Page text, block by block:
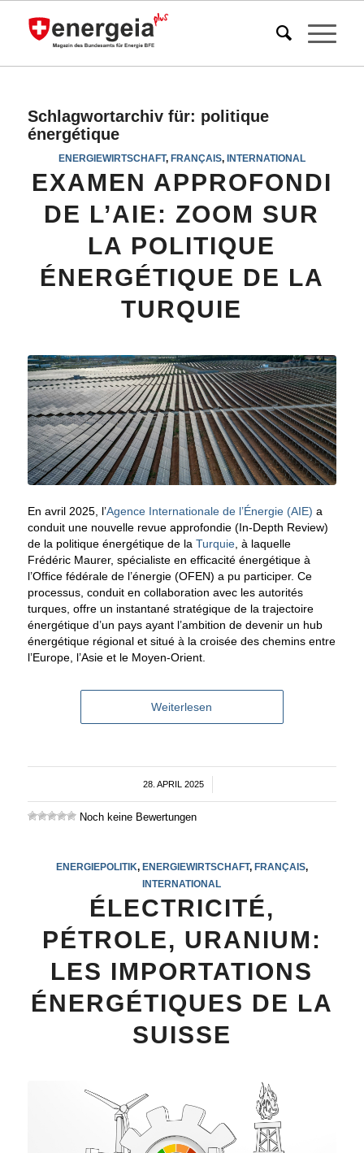
Schlagwortarchiv für: politique
énergétique
ENERGIEWIRTSCHAFT, FRANÇAIS, INTERNATIONAL
EXAMEN APPROFONDI
DE L’AIE: ZOOM SUR
LA POLITIQUE
ÉNERGÉTIQUE DE LA
TURQUIE
En avril 2025, l’Agence Internationale de l’Énergie (AIE) a
conduit une nouvelle revue approfondie (In-Depth Review)
de la politique énergétique de la Turquie, à laquelle
Frédéric Maurer, spécialiste en efficacité énergétique à
l’Office fédérale de l’énergie (OFEN) a pu participer. Ce
processus, conduit en collaboration avec les autorités
turques, offre un instantané stratégique de la trajectoire
énergétique d’un pays ayant l’ambition de devenir un hub
énergétique régional et situé à la croisée des chemins entre
l’Europe, l’Asie et le Moyen-Orient.
Weiterlesen
28. APRIL 2025
/
Noch keine Bewertungen
ENERGIEPOLITIK, ENERGIEWIRTSCHAFT, FRANÇAIS,
INTERNATIONAL
ÉLECTRICITÉ,
PÉTROLE, URANIUM:
LES IMPORTATIONS
ÉNERGÉTIQUES DE LA
SUISSE